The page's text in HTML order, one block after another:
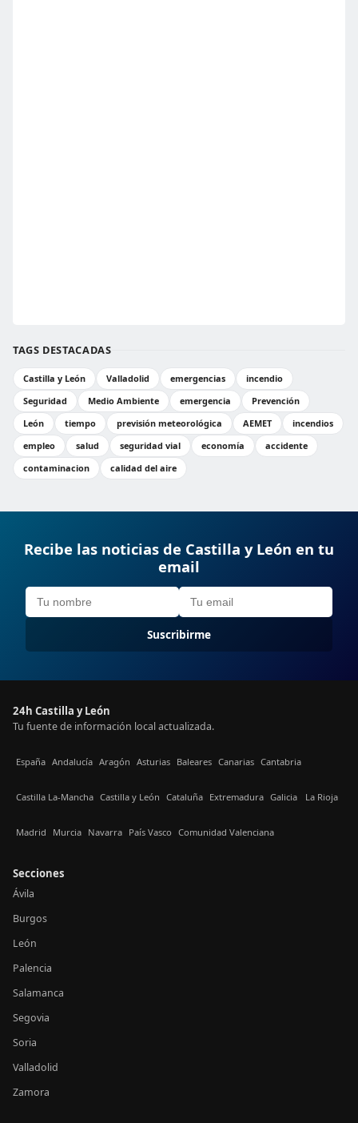
TAGS DESTACADAS
Castilla y León Valladolid emergencias
incendio
Seguridad
Medio Ambiente emergencia
Prevención
León
tiempo previsión meteorológica AEMET
incendios
empleo
salud seguridad vial economía
accidente
contaminacion
calidad del aire
Recibe las noticias de Castilla y León en tu
email
Suscribirme
24h Castilla y León
Tu fuente de información local actualizada.
España Andalucía Aragón Asturias Baleares Canarias Cantabria
Castilla La-Mancha Castilla y León Cataluña Extremadura Galicia La Rioja
Madrid Murcia Navarra País Vasco Comunidad Valenciana
Secciones
Ávila
Burgos
León
Palencia
Salamanca
Segovia
Soria
Valladolid
Zamora